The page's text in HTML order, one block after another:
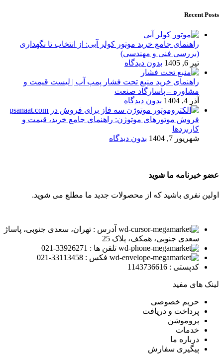
Recent Posts
راهنمای جامع خرید موتور کولر آبی: از انتخاب تا نگهداری
(بررسی فنی و مهندسی)
تیر 6, 1405
بدون دیدگاه
راهنمای خرید منبع تحت فشار پمپ آب | لیست قیمت و
مشاوره – پاسارگاد صنعت
آذر 4, 1404
بدون دیدگاه
فروش موتورهای موتوژن: راهنمای جامع خرید، قیمت و
کاربردها
شهریور 7, 1404
بدون دیدگاه
عضو خبرنامه ما شوید
اولین نفری باشید که از محصولات جدید ما مطلع می شوید.
آدرس : تهران، سعدی جنوبی، پاساژ
سعدی جنوبی، همکف، پلاک 25
تلفن ها : 33926271-021
فکس : 33113458-021
کدپستی : 1143736616
لینک های مفید
حریم خصوصی
پرداخت و دریافت
پروموشن
خدمات
درباره ما
پیگیری سفارش